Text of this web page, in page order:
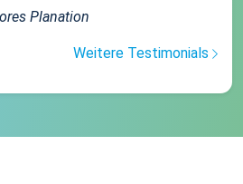
Planation
Weitere Testimonials